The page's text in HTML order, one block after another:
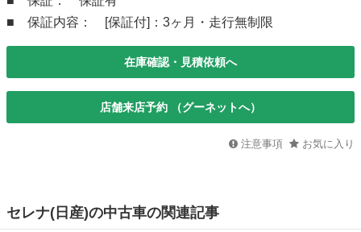
■ 保証内容： [保証付]：3ヶ月・走行無制限
在庫確認・見積依頼へ
店舗来店予約 （グーネットへ）
注意事項 お気に入り
セレナ(日産)の中古車の関連記事